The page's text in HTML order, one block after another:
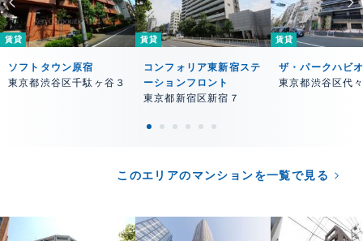
賃貸
ソフトタウン原宿
東京都渋谷区千駄ヶ谷３
賃貸
コンフォリア東新宿ステ
ーションフロント
東京都新宿区新宿７
賃貸
ザ・パークハビ
東京都渋谷区代
このエリアのマンションを一覧で見る